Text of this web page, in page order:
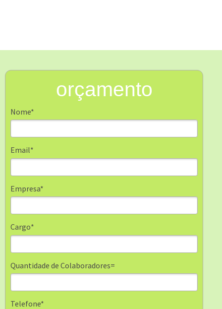
orçamento
Nome*
Email*
Empresa*
Cargo*
Quantidade de Colaboradores=
Telefone*